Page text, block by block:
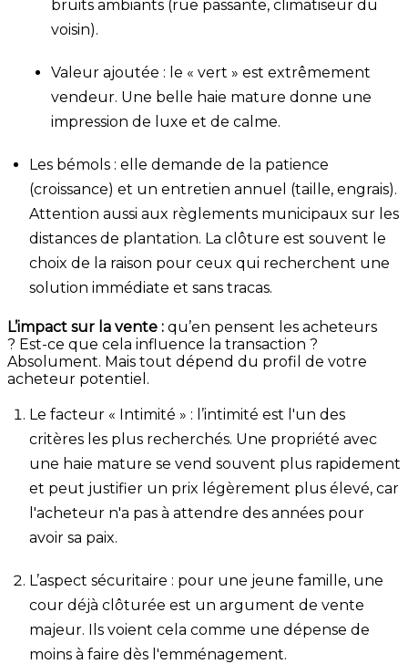
bruits ambiants (rue passante, climatiseur du
voisin).
Valeur ajoutée : le « vert » est extrêmement
vendeur. Une belle haie mature donne une
impression de luxe et de calme.
Les bémols : elle demande de la patience
(croissance) et un entretien annuel (taille, engrais).
Attention aussi aux règlements municipaux sur les
distances de plantation. La clôture est souvent le
choix de la raison pour ceux qui recherchent une
solution immédiate et sans tracas.
L’impact sur la vente : qu’en pensent les acheteurs
? Est-ce que cela influence la transaction ?
Absolument. Mais tout dépend du profil de votre
acheteur potentiel.
Le facteur « Intimité » : l’intimité est l'un des
critères les plus recherchés. Une propriété avec
une haie mature se vend souvent plus rapidement
et peut justifier un prix légèrement plus élevé, car
l'acheteur n'a pas à attendre des années pour
avoir sa paix.
L’aspect sécuritaire : pour une jeune famille, une
cour déjà clôturée est un argument de vente
majeur. Ils voient cela comme une dépense de
moins à faire dès l'emménagement.